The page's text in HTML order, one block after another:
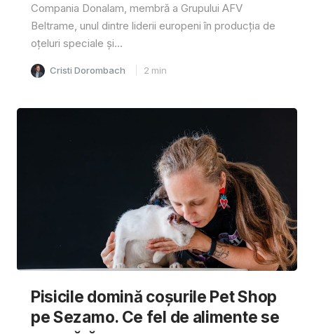
Compania Donalam, membră a Grupului AFV
Beltrame, unul dintre liderii europeni în producția de
oțeluri speciale și...
Cristi Dorombach 2 min
Pisicile domină coșurile Pet Shop
pe Sezamo. Ce fel de alimente se